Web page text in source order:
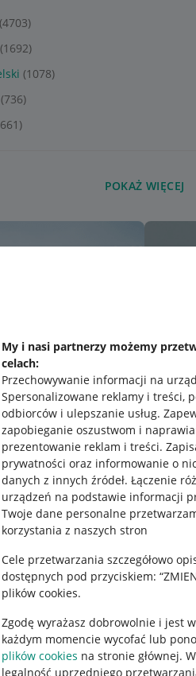
My i nasi partnerzy możemy
celach:
Przechowywanie informacji na
Spersonalizowane reklamy i treści,
odbiorców i ulepszanie usług.
zapobieganie oszustwom i
prezentowanie reklam i treści.
prywatności oraz informowanie o
danych z innych źródeł. Łączenie
urządzeń na podstawie informacji
Twoje dane personalne
korzystania z naszych stron
Cele przetwarzania szczegółowo
dostępnych pod przyciskiem:
plików cookies.
Zgodę wyrażasz dobrowolnie i jest
każdym momencie wycofać lub
plików cookies na stronie głównej.
legalność uprzedniego
(4703)
(1692)
(1078)
(736)
POKAŻ WIĘCEJ
Cyfrowych
Pobierz